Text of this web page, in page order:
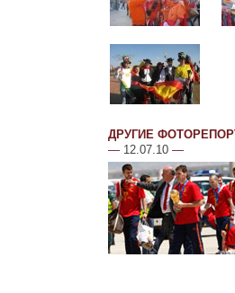
ДРУГИЕ
— 12.07.10 —